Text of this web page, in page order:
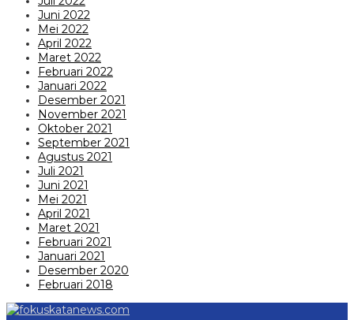
Juni 2022
Mei 2022
April 2022
Maret 2022
Februari 2022
Januari 2022
Desember 2021
November 2021
Oktober 2021
September 2021
Agustus 2021
Juli 2021
Juni 2021
Mei 2021
April 2021
Maret 2021
Februari 2021
Januari 2021
Desember 2020
Februari 2018